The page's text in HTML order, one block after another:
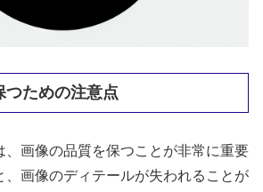
つための注意点
、画像の品質を保つことが非常に重要
、画像のディテールが失われることが